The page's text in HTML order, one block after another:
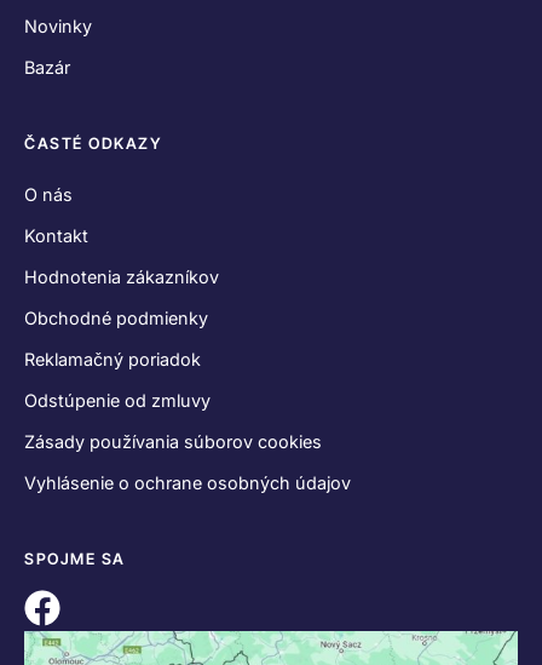
Novinky
Bazár
ČASTÉ ODKAZY
O nás
Kontakt
Hodnotenia zákazníkov
Obchodné podmienky
Reklamačný poriadok
Odstúpenie od zmluvy
Zásady používania súborov cookies
Vyhlásenie o ochrane osobných údajov
SPOJME SA